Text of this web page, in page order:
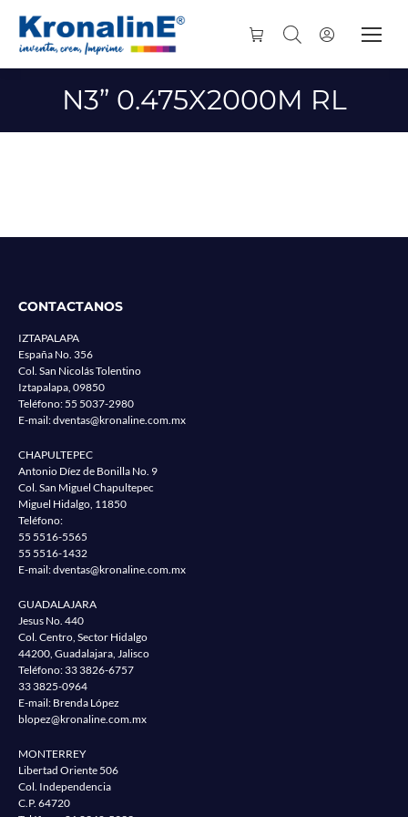
N3” 0.475X2000M RL
CONTACTANOS
IZTAPALAPA
España No. 356
Col. San Nicolás Tolentino
Iztapalapa, 09850
Teléfono: 55 5037-2980
E-mail:dventas@kronaline.com.mx
CHAPULTEPEC
Antonio Díez de Bonilla No. 9
Col. San Miguel Chapultepec
Miguel Hidalgo, 11850
Teléfono:
55 5516-5565
55 5516-1432
E-mail:dventas@kronaline.com.mx
GUADALAJARA
Jesus No. 440
Col. Centro, Sector Hidalgo
44200, Guadalajara, Jalisco
Teléfono: 33 3826-6757
33 3825-0964
E-mail: Brenda López
blopez@kronaline.com.mx
MONTERREY
Libertad Oriente 506
Col. Independencia
C.P. 64720